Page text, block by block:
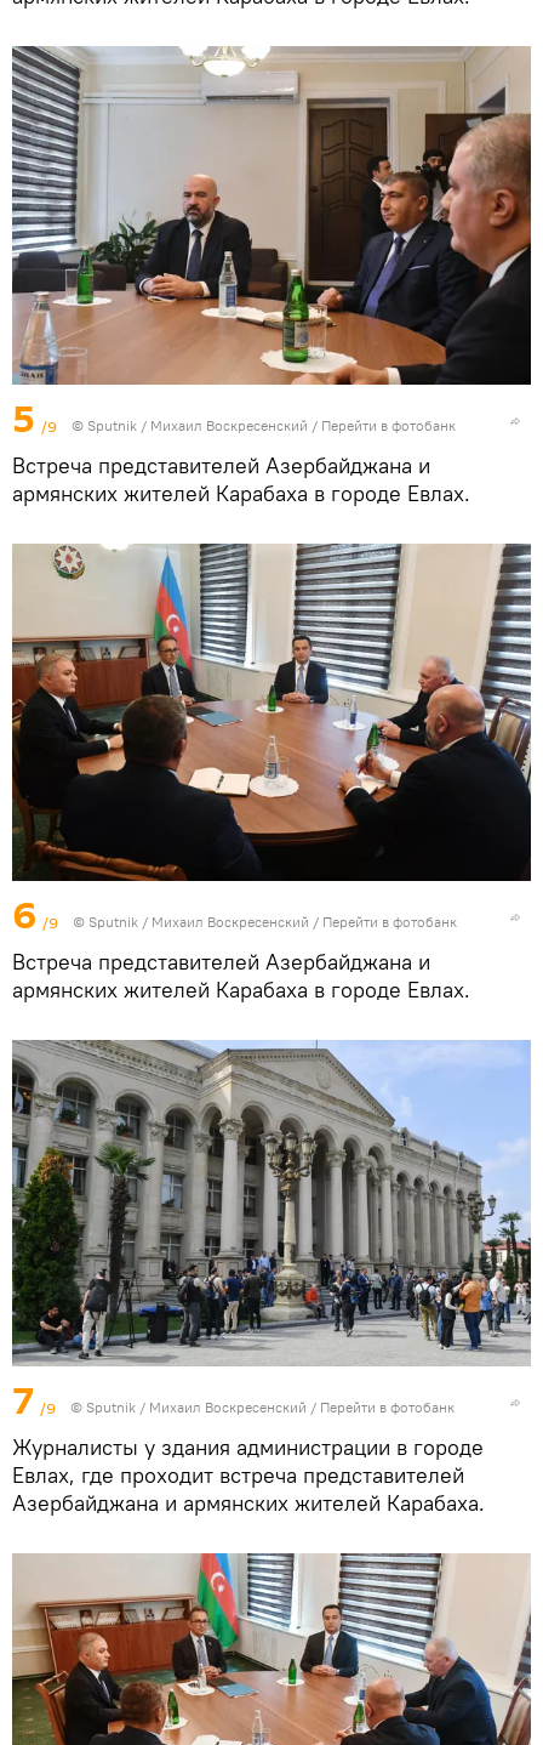
5 /9 © Sputnik / Михаил Воскресенский / Перейти в фотобанк
Встреча представителей Азербайджана и
армянских жителей Карабаха в городе Евлах.
6 /9 © Sputnik / Михаил Воскресенский / Перейти в фотобанк
Встреча представителей Азербайджана и
армянских жителей Карабаха в городе Евлах.
7 /9 © Sputnik / Михаил Воскресенский / Перейти в фотобанк
Журналисты у здания администрации в городе
Евлах, где проходит встреча представителей
Азербайджана и армянских жителей Карабаха.